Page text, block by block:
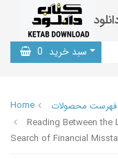
سبد خرید 0
Home
فهرست محصولات
Reading Between the
Search of Financial